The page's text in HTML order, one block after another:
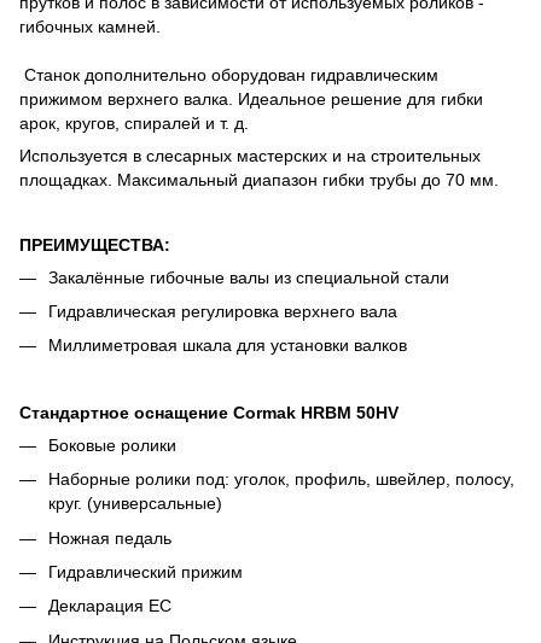
гибочных камней.
Станок дополнительно оборудован гидравлическим
прижимом верхнего валка. Идеальное решение для гибки
арок, кругов, спиралей и т. д.
Используется в слесарных мастерских и на строительных
площадках. Максимальный диапазон гибки трубы до 70 мм.
ПРЕИМУЩЕСТВА:
Закалённые гибочные валы из специальной стали
Гидравлическая регулировка верхнего вала
Миллиметровая шкала для установки валков
Стандартное оснащение Cormak HRBM 50HV
Боковые ролики
Наборные ролики под: уголок, профиль, швейлер, полосу,
круг. (универсальные)
Ножная педаль
Гидравлический прижим
Декларация ЕС